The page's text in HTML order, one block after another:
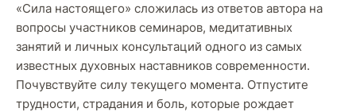
«Сила настоящего» сложилась из ответов автора на
вопросы участников семинаров, медитативных
занятий и личных консультаций одного из самых
известных духовных наставников современности.
Почувствуйте силу текущего момента. Отпустите
трудности, страдания и боль, которые рождает